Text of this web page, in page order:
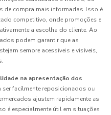
de compra mais informadas. Isso é
competitivo, onde promoções e
a escolha do cliente. Ao
podem garantir que as
sempre acessíveis e visíveis,
na apresentação dos
facilmente reposicionados ou
ajustem rapidamente as
é especialmente útil em situações